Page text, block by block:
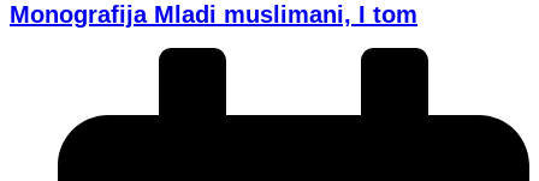
Monografija Mladi muslimani, I tom